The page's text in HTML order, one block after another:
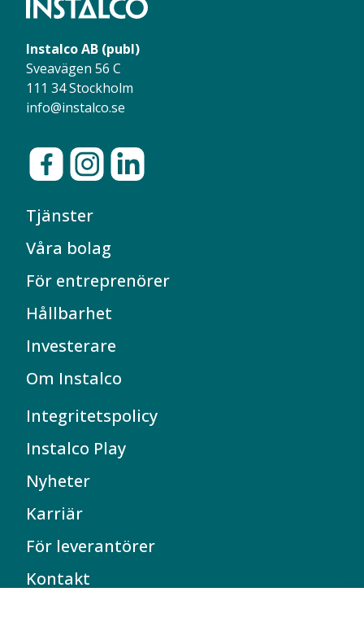
Instalco AB (publ)
Sveavägen 56 C
111 34 Stockholm
info@instalco.se
Tjänster
Våra bolag
För entreprenörer
Hållbarhet
Investerare
Om Instalco
Integritetspolicy
Instalco Play
Nyheter
Karriär
För leverantörer
Kontakt